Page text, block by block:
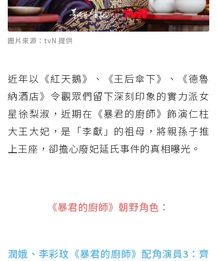
圖片來源：tvN 提供
近年以《紅天鵝》、《王后傘下》、《德魯
納酒店》令觀眾們留下深刻印象的實力派女
星徐梨淑，近期在《暴君的廚師》飾演仁柱
大王大妃，是「李獻」的祖母，將親孫子推
上王座，卻擔心廢妃延氏事件的真相曝光。
《暴君的廚師》朝野角色：
潤娥、李彩玟《暴君的廚師》配角演員3：齊